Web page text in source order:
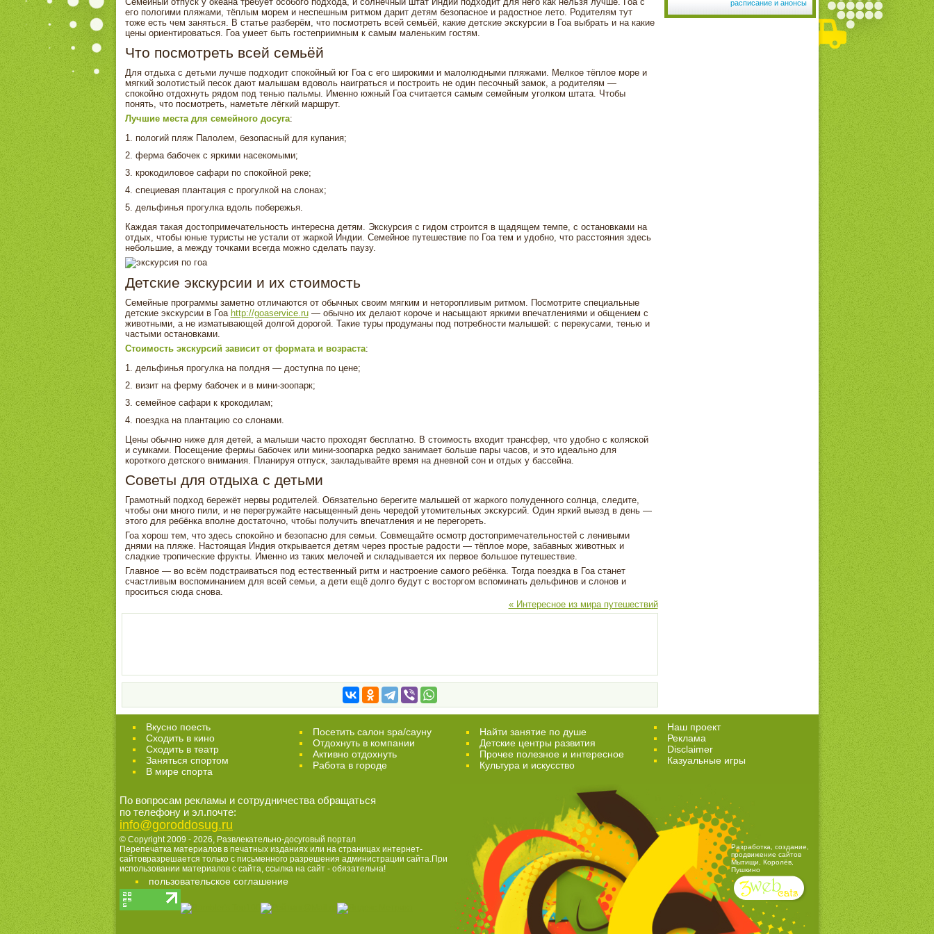
его пологими пляжами, тёплым морем и неспешным ритмом дарит детям безопасное и радостное лето. Родителям тут
тоже есть чем заняться. В статье разберём, что посмотреть всей семьёй, какие детские экскурсии в Гоа выбрать и на какие
цены ориентироваться. Гоа умеет быть гостеприимным к самым маленьким гостям.
Что посмотреть всей семьёй
Для отдыха с детьми лучше подходит спокойный юг Гоа с его широкими и малолюдными пляжами. Мелкое тёплое море и
мягкий золотистый песок дают малышам вдоволь наиграться и построить не один песочный замок, а родителям —
спокойно отдохнуть рядом под тенью пальмы. Именно южный Гоа считается самым семейным уголком штата. Чтобы
понять, что посмотреть, наметьте лёгкий маршрут.
Лучшие места для семейного досуга:
пологий пляж Палолем, безопасный для купания;
ферма бабочек с яркими насекомыми;
крокодиловое сафари по спокойной реке;
специевая плантация с прогулкой на слонах;
дельфинья прогулка вдоль побережья.
Каждая такая достопримечательность интересна детям. Экскурсия с гидом строится в щадящем темпе, с остановками на
отдых, чтобы юные туристы не устали от жаркой Индии. Семейное путешествие по Гоа тем и удобно, что расстояния здесь
небольшие, а между точками всегда можно сделать паузу.
Детские экскурсии и их стоимость
Семейные программы заметно отличаются от обычных своим мягким и неторопливым ритмом. Посмотрите специальные
детские экскурсии в Гоа http://goaservice.ru— обычно их делают короче и насыщают яркими впечатлениями и общением с
животными, а не изматывающей долгой дорогой. Такие туры продуманы под потребности малышей: с перекусами, тенью и
частыми остановками.
Стоимость экскурсий зависит от формата и возраста:
дельфинья прогулка на полдня — доступна по цене;
визит на ферму бабочек и в мини-зоопарк;
семейное сафари к крокодилам;
поездка на плантацию со слонами.
Цены обычно ниже для детей, а малыши часто проходят бесплатно. В стоимость входит трансфер, что удобно с коляской
и сумками. Посещение фермы бабочек или мини-зоопарка редко занимает больше пары часов, и это идеально для
короткого детского внимания. Планируя отпуск, закладывайте время на дневной сон и отдых у бассейна.
Советы для отдыха с детьми
Грамотный подход бережёт нервы родителей. Обязательно берегите малышей от жаркого полуденного солнца, следите,
чтобы они много пили, и не перегружайте насыщенный день чередой утомительных экскурсий. Один яркий выезд в день —
этого для ребёнка вполне достаточно, чтобы получить впечатления и не перегореть.
Гоа хорош тем, что здесь спокойно и безопасно для семьи. Совмещайте осмотр достопримечательностей с ленивыми
днями на пляже. Настоящая Индия открывается детям через простые радости — тёплое море, забавных животных и
сладкие тропические фрукты. Именно из таких мелочей и складывается их первое большое путешествие.
Главное — во всём подстраиваться под естественный ритм и настроение самого ребёнка. Тогда поездка в Гоа станет
счастливым воспоминанием для всей семьи, а дети ещё долго будут с восторгом вспоминать дельфинов и слонов и
проситься сюда снова.
« Интересное из мира путешествий
расписание и анонсы
Вкусно поесть
Сходить в кино
Cходить в театр
Заняться спортом
В мире спорта
Посетить салон spa/сауну
Отдохнуть в компании
Активно отдохнуть
Работа в городе
Найти занятие по душе
Детские центры развития
Прочее полезное и интересное
Культура и искусство
Наш проект
Реклама
Disclaimer
Казуальные игры
По вопросам рекламы и сотрудничества обращаться
по телефону и эл.почте:
info@goroddosug.ru
© Copyright 2009 - 2026, Развлекательно-досуговый портал
Перепечатка материалов в печатных изданиях или на страницах интернет-
сайтовразрешается только с письменного разрешения администрации сайта.При
использовании материалов с сайта, ссылка на сайт - обязательна!
пользовательское соглашение
Разработка, создание,
продвижение сайтов
Мытищи, Королёв,
Пушкино